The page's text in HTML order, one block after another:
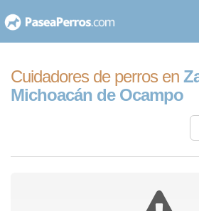
al
Cuidadores de perros en
Michoacán de Ocampo